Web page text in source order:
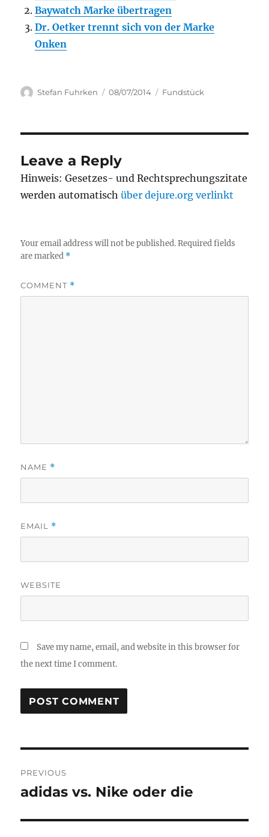
Baywatch Marke übertragen
Dr. Oetker trennt sich von der Marke
Onken
Author
Stefan Fuhrken
Posted
08/07/2014 Categories
Fundstück
Leave a Reply
Hinweis: Gesetzes- und Rechtsprechungszitate
werden automatischüber dejure.org verlinkt
Your email address will not be published. Required fields
are marked *
COMMENT *
NAME *
EMAIL *
WEBSITE
Save my name, email, and website in this browser for
the next time I comment.
navigation
PREVIOUS
Previous
adidas vs. Nike oder die